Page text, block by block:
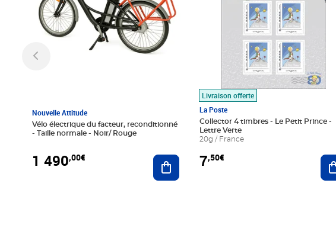
Nouvelle Attitude
Vélo électrique du facteur, reconditionné
- Taille normale - Noir/ Rouge
1 490,00€ Ajouter au panier
Livraison offerte
La Poste
Collector 4 timbres - Le Petit Prince -
Lettre Verte
20g / France
7,50€